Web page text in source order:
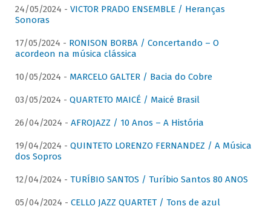
24/05/2024 - VICTOR PRADO ENSEMBLE / Heranças
Sonoras
17/05/2024 - RONISON BORBA / Concertando – O
acordeon na música clássica
10/05/2024 - MARCELO GALTER / Bacia do Cobre
03/05/2024 - QUARTETO MAICÉ / Maicé Brasil
26/04/2024 - AFROJAZZ / 10 Anos – A História
19/04/2024 - QUINTETO LORENZO FERNANDEZ / A Música
dos Sopros
12/04/2024 - TURÍBIO SANTOS / Turíbio Santos 80 ANOS
05/04/2024 - CELLO JAZZ QUARTET / Tons de azul